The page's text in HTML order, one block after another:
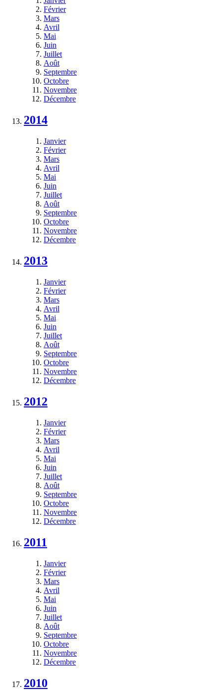
Février
Mars
Avril
Mai
Juin
Juillet
Août
Septembre
Octobre
Novembre
Décembre
2014
Janvier
Février
Mars
Avril
Mai
Juin
Juillet
Août
Septembre
Octobre
Novembre
Décembre
2013
Janvier
Février
Mars
Avril
Mai
Juin
Juillet
Août
Septembre
Octobre
Novembre
Décembre
2012
Janvier
Février
Mars
Avril
Mai
Juin
Juillet
Août
Septembre
Octobre
Novembre
Décembre
2011
Janvier
Février
Mars
Avril
Mai
Juin
Juillet
Août
Septembre
Octobre
Novembre
Décembre
2010